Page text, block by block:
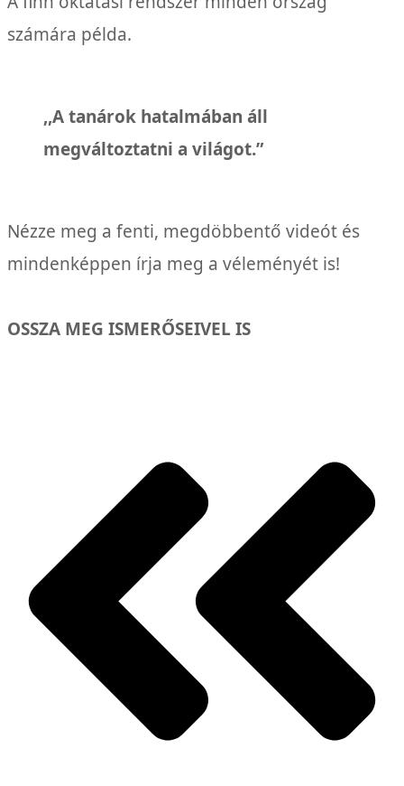
számára példa.
,,A tanárok hatalmában áll
megváltoztatni a világot.”
Nézze meg a fenti, megdöbbentő videót és
mindenképpen írja meg a véleményét is!
OSSZA MEG ISMERŐSEIVEL IS